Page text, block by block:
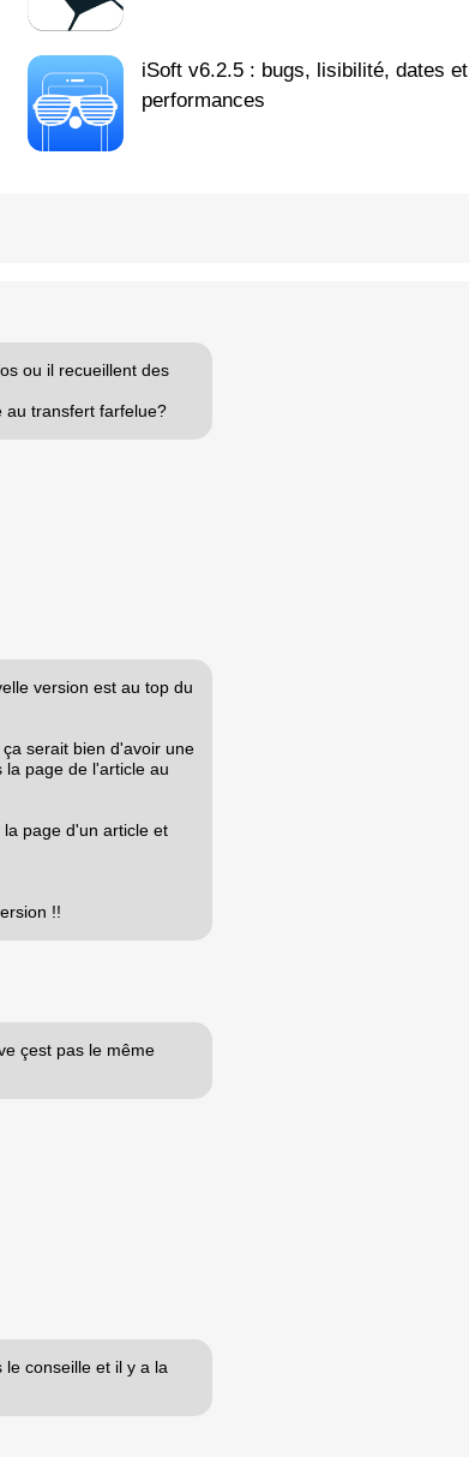
iSoft v6.2.5 : bugs, lisibilité, dates et
performances
ou il recueillent des
au transfert farfelue?
version est au top du
serait bien d'avoir une
page de l'article au
page d'un article et
!!
çest pas le même
le conseille et il y a la